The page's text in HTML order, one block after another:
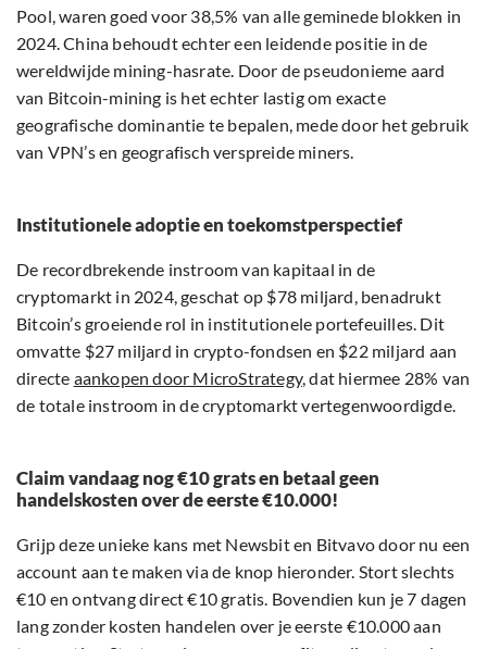
Pool, waren goed voor 38,5% van alle geminede blokken in
2024. China behoudt echter een leidende positie in de
wereldwijde mining-hasrate. Door de pseudonieme aard
van Bitcoin-mining is het echter lastig om exacte
geografische dominantie te bepalen, mede door het gebruik
van VPN’s en geografisch verspreide miners.
Institutionele adoptie en toekomstperspectief
De recordbrekende instroom van kapitaal in de
cryptomarkt in 2024, geschat op $78 miljard, benadrukt
Bitcoin’s groeiende rol in institutionele portefeuilles. Dit
omvatte $27 miljard in crypto-fondsen en $22 miljard aan
directe aankopen door MicroStrategy, dat hiermee 28% van
de totale instroom in de cryptomarkt vertegenwoordigde.
Claim vandaag nog €10 grats en betaal geen
handelskosten over de eerste €10.000!
Grijp deze unieke kans met Newsbit en Bitvavo door nu een
account aan te maken via de knop hieronder. Stort slechts
€10 en ontvang direct €10 gratis. Bovendien kun je 7 dagen
lang zonder kosten handelen over je eerste €10.000 aan